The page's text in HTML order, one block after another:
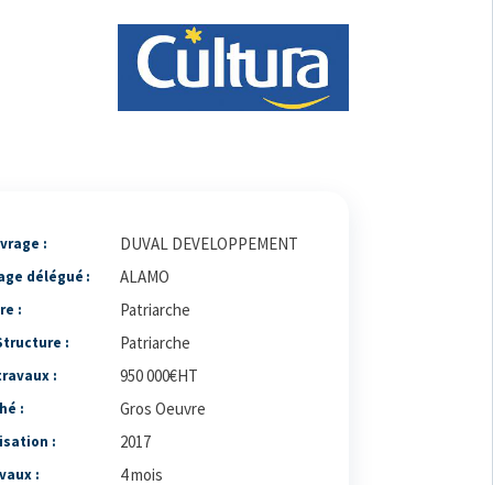
: DUVAL DEVELOPPEMENT
délégué : ALAMO
: Patriarche
: Patriarche
: 950 000€HT
: Gros Oeuvre
: 2017
: 4 mois